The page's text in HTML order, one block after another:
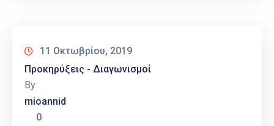
11 Οκτωβρίου, 2019
Προκηρύξεις - Διαγωνισμοί
By
mioannid
0